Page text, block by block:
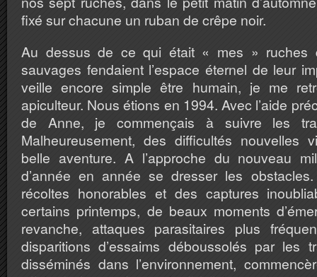
fixé sur chacune un ruban de crêpe noir.
Au dessus de ce qui était « mes » ruches
sauvages fendaient l’espace éternel de leur
veille encore simple être humain, je me
apiculteur. Nous étions en 1994. Avec l’aide
de Anne, je commençais à suivre les
Malheureusement, des difficultés nouvelles
belle aventure. A l’approche du nouveau
d’année en année se dresser les
récoltes honorables et des captures
certains printemps, de beaux moments
revanche, attaques parasitaires plus
disparitions d’essaims déboussolés par les
disséminés dans l’environnement,